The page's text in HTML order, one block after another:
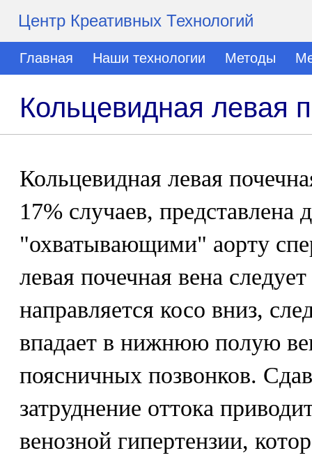
Центр Креативных Технологий
Главная Наши технологии Методы
Кольцевидная левая
Кольцевидная левая
17% случаев, представлена
"охватывающими" аорту
левая почечная вена
направляется косо вниз,
впадает в нижнюю полую
поясничных позвонков.
затруднение оттока
венозной гипертензии,